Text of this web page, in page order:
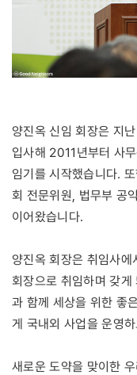
양진옥 신임 회장은 지
입사해 2011년부터 사
임기를 시작했습니다.
회 전문위원, 법무부 공
이어왔습니다.
양진옥 회장은 취임사에
회장으로 취임하며 갖
과 함께 세상을 위한 좋
게 국내외 사업을 운영
새로운 도약을 맞이한